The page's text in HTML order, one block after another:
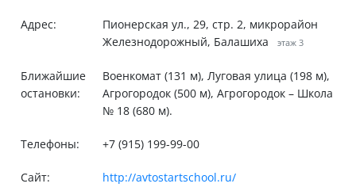
Адрес:
Пионерская ул., 29, стр. 2, микрорайон
Железнодорожный, Балашиха
этаж 3
Ближайшие
остановки:
Военкомат (131 м), Луговая улица (198 м),
Агрогородок (500 м), Агрогородок – Школа
№ 18 (680 м).
Телефоны: +7 (915) 199-99-00
Сайт: http://avtostartschool.ru/